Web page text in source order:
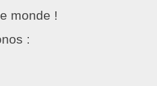
monde !
: